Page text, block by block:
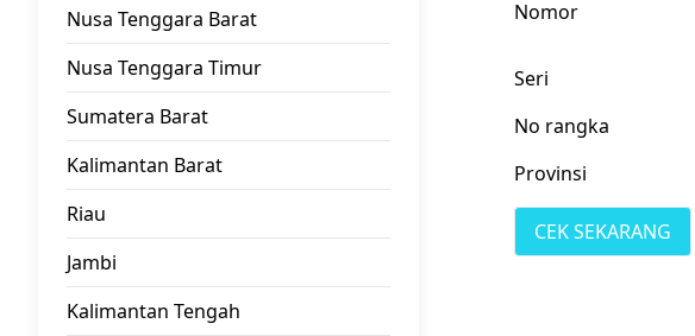
Nomor
Seri
No rangka
Provinsi
Nusa Tenggara Barat
Nusa Tenggara Timur
Sumatera Barat
Kalimantan Barat
Riau
Jambi
Kalimantan Tengah